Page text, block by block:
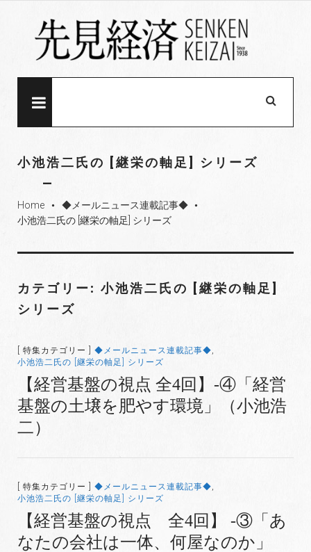
小池浩二氏の [継栄の軸足] シリーズ
Home fiber_manual_record ◆メールニュース連載記事◆ fiber_manual_record
小池浩二氏の [継栄の軸足] シリーズ
カテゴリー: 小池浩二氏の [継栄の軸足]
シリーズ
[ 特集カテゴリー ] ◆メールニュース連載記事◆
小池浩二氏の [継栄の軸足] シリーズ
【経営基盤の視点 全4回】-④「経営
基盤の土壌を肥やす環境」（小池浩
二）
[ 特集カテゴリー ] ◆メールニュース連載記事◆
小池浩二氏の [継栄の軸足] シリーズ
【経営基盤の視点 全4回】 -③「あ
なたの会社は一体、何屋なのか」